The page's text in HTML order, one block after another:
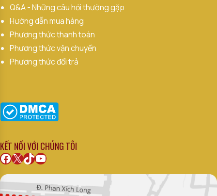
Q&A - Những câu hỏi thường gặp
Hướng dẫn mua hàng
Phương thức thanh toán
Phương thức vận chuyển
Phương thức đổi trả
KẾT NỐI VỚI CHÚNG TÔI
Facebook
X TikTok
Youtube